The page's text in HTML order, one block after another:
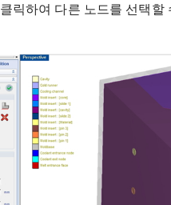
클릭하여 다른 노드를 선택할